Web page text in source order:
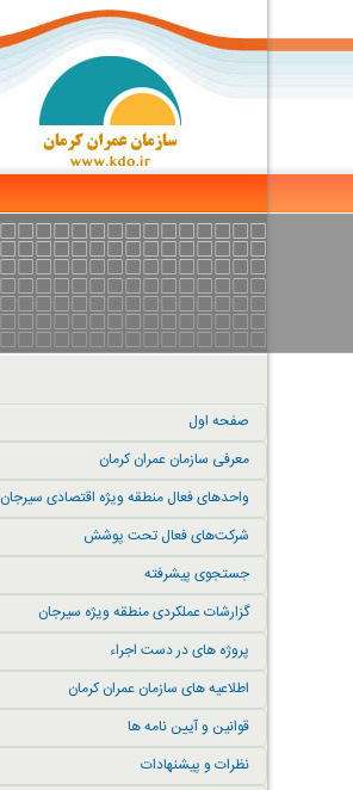
صفحه اول
معرفی سازمان عمران کرمان
واحدهای فعال منطقه ویژه اقتصادی سیرجان
شرکت‌های فعال تحت پوشش
جستجوی پیشرفته
گزارشات عملکردی منطقه ویژه سیرجان
پروژه های در دست اجراء
اطلاعیه های سازمان عمران کرمان
قوانین و آیین نامه ها
نظرات و پیشنهادات